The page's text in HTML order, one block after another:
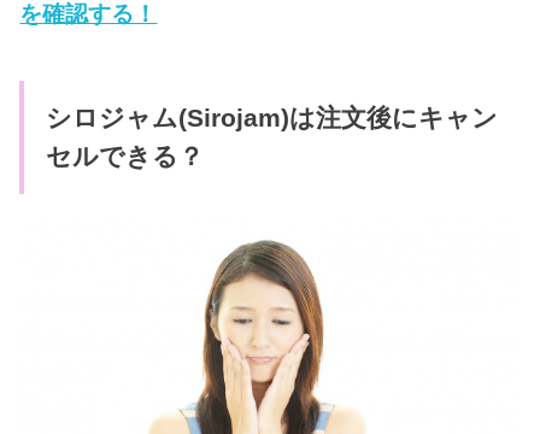
を確認する！
シロジャム(Sirojam)は注文後にキャン
セルできる？